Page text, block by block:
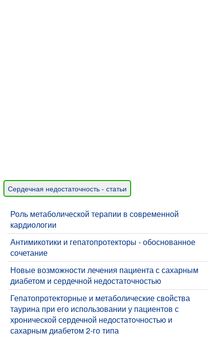
Сердечная недостаточность - статьи
Роль метаболической терапии в современной
кардиологии
Антимикотики и гепатопротекторы - обоснованное
сочетание
Новые возможности лечения пациента с сахарным
диабетом и сердечной недостаточностью
Гепатопротекторные и метаболические свойства
таурина при его использовании у пациентов с
хронической сердечной недостаточностью и
сахарным диабетом 2-го типа